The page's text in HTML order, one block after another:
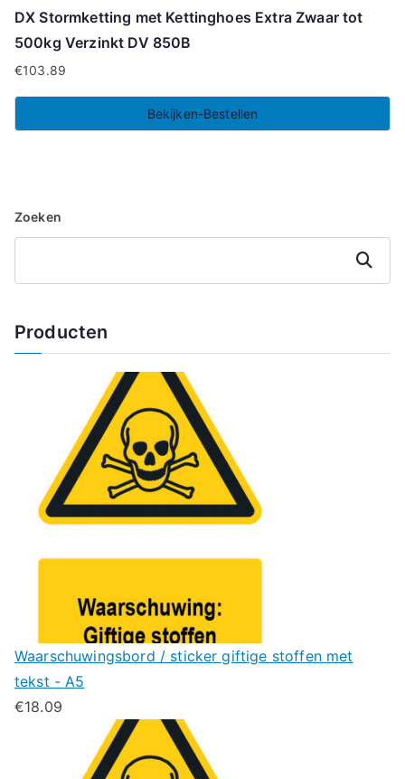
DX Stormketting met Kettinghoes Extra Zwaar tot
500kg Verzinkt DV 850B
€103.89
Bekijken-Bestellen
Zoeken
Zoeken
Producten
Waarschuwingsbord / sticker giftige stoffen met
tekst - A5
€18.09